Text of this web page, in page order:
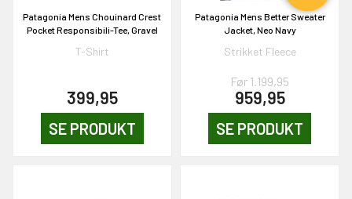
Patagonia Mens Chouinard Crest
Pocket Responsibili-Tee, Gravel
T-Shirt
399,95
SE PRODUKT
Patagonia Mens Better Sweater
Jacket, Neo Navy
Strikket Fleece
Før 1.199,95
959,95
SE PRODUKT
PÅ
om et gavekort på